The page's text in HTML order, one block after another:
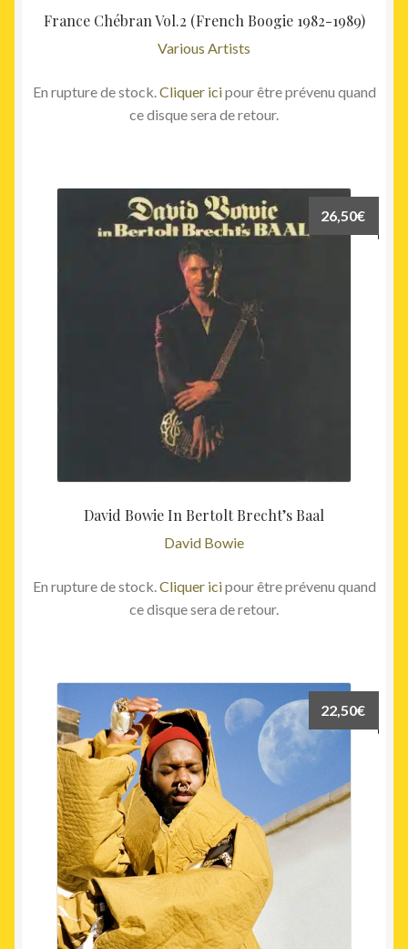
France Chébran Vol.2 (French Boogie 1982-1989)
Various Artists
En rupture de stock.Cliquer icipour être prévenu quand
ce disque sera de retour.
David Bowie In Bertolt Brecht’s Baal
David Bowie
26,50€
En rupture de stock.Cliquer icipour être prévenu quand
ce disque sera de retour.
22,50€